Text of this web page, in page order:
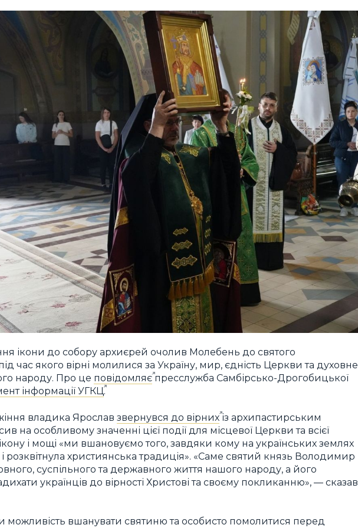
ікони до собору архиєрей очолив Молебень до святого
час якого вірні молилися за Україну, мир, єдність Церкви та духовне
народу. Про це повідомляєпресслужба Самбірсько-Дрогобицької
інформації УГКЦ.
владика Ярослав звернувся до вірнихіз архипастирським
на особливому значенні цієї події для місцевої Церкви та всієї
і мощі «ми вшановуємо того, завдяки кому на українських землях
і розквітнула християнська традиція». «Саме святий князь Володимир
суспільного та державного життя нашого народу, а його
українців до вірності Христові та своєму покликанню», — сказав
можливість вшанувати святиню та особисто помолитися перед